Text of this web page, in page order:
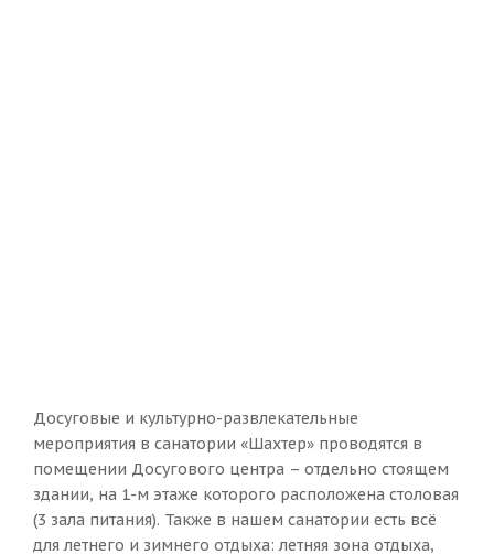
Досуговые и культурно-развлекательные
мероприятия в санатории «Шахтер» проводятся в
помещении Досугового центра – отдельно стоящем
здании, на 1-м этаже которого расположена столовая
(3 зала питания). Также в нашем санатории есть всё
для летнего и зимнего отдыха: летняя зона отдыха,